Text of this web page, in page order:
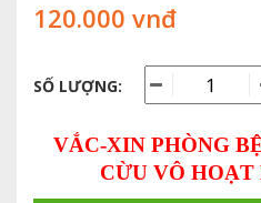
120.000 vnđ
SỐ LƯỢNG:
VẮC-XIN PHÒNG
CỪU VÔ HOẠT